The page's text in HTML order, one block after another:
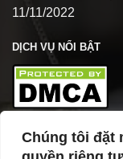
Chúng tôi đặt
11/11/2022
DỊCH VỤ NỔI BẬT
TÌM HIỂU VỀ VPL